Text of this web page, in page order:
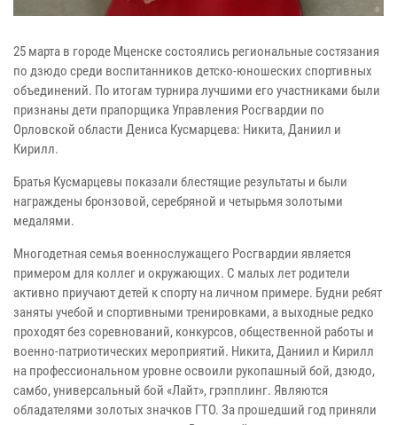
25 марта в городе Мценске состоялись региональные состязания
по дзюдо среди воспитанников детско-юношеских спортивных
объединений. По итогам турнира лучшими его участниками были
признаны дети прапорщика Управления Росгвардии по
Орловской области Дениса Кусмарцева: Никита, Даниил и
Кирилл.
Братья Кусмарцевы показали блестящие результаты и были
награждены бронзовой, серебряной и четырьмя золотыми
медалями.
Многодетная семья военнослужащего Росгвардии является
примером для коллег и окружающих. С малых лет родители
активно приучают детей к спорту на личном примере. Будни ребят
заняты учебой и спортивными тренировками, а выходные редко
проходят без соревнований, конкурсов, общественной работы и
военно-патриотических мероприятий. Никита, Даниил и Кирилл
на профессиональном уровне освоили рукопашный бой, дзюдо,
самбо, универсальный бой «Лайт», грэпплинг. Являются
обладателями золотых значков ГТО. За прошедший год приняли